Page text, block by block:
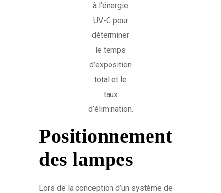
à l’énergie
UV-C pour
déterminer
le temps
d’exposition
total et le
taux
d’élimination.
Positionnement
des lampes
Lors de la conception d’un système de